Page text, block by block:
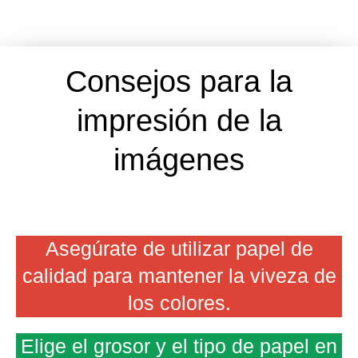
Consejos para la
impresión de la
imágenes
Asegúrate de utilizar papel de
calidad para mantener la viveza de
los colores.
Elige el grosor y el tipo de papel en